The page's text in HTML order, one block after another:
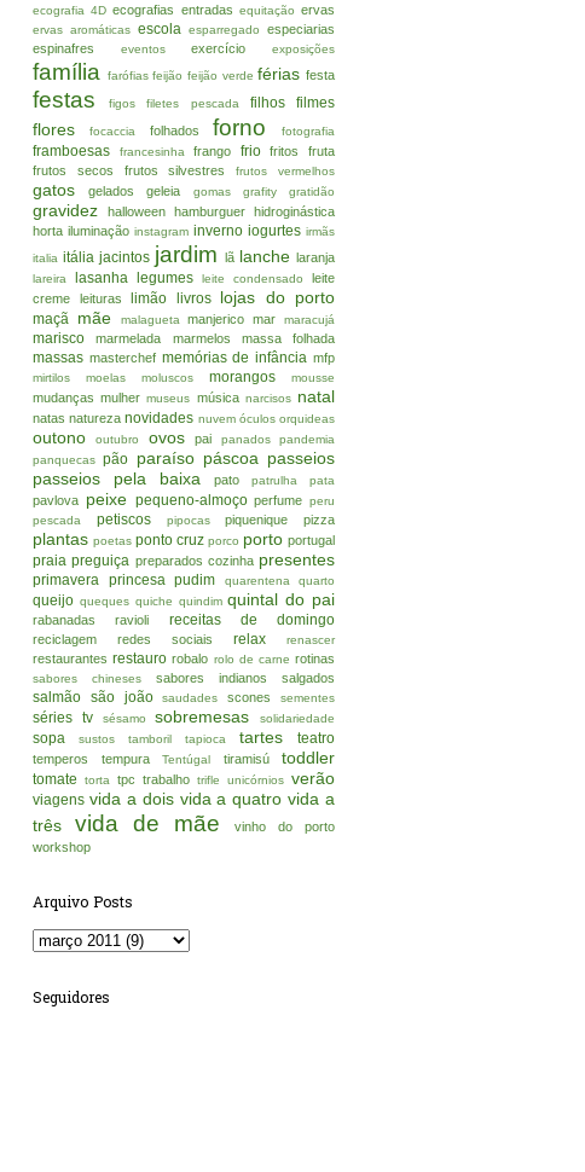
ecografia 4D ecografias entradas equitação ervas
ervas aromáticas escola esparregado
especiarias
espinafres
eventos exercício exposições
família farófias feijão feijão verde férias festa
festas figos filetes pescada filhos filmes
flores focaccia folhados forno fotografia
framboesas francesinha frango frio fritos
fruta
frutos secos
frutos silvestres frutos vermelhos
gatos gelados geleia gomas grafity gratidão
gravidez halloween hamburguer hidroginástica
horta iluminação instagram inverno iogurtes irmãs
italia itália jacintos jardim lã lanche laranja
lareira lasanha legumes leite condensado
leite
creme
leituras limão livros lojas do porto
maçã mãe malagueta manjerico mar maracujá
marisco marmelada marmelos massa folhada
massas masterchef memórias de infância mfp
mirtilos moelas moluscos morangos mousse
mudanças mulher museus música narcisos natal
natas natureza novidades nuvem óculos orquideas
outono outubro ovos pai panados
pandemia
panquecas pão paraíso páscoa passeios
passeios pela baixa
pato patrulha pata
pavlova peixe pequeno-almoço perfume peru
pescada
petiscos pipocas piquenique pizza
plantas poetas ponto cruz porco porto portugal
praia preguiça preparados cozinha presentes
primavera princesa pudim quarentena quarto
queijo queques quiche quindim quintal do pai
rabanadas ravioli receitas de domingo
reciclagem redes sociais relax renascer
restaurantes restauro robalo rolo de carne rotinas
sabores chineses sabores indianos salgados
salmão são joão saudades scones sementes
séries tv sésamo sobremesas solidariedade
sopa sustos tamboril tapioca tartes teatro
temperos tempura Tentúgal tiramisú toddler
tomate torta tpc trabalho trifle unicórnios verão
viagens vida a dois vida a quatro vida a
três
vida de mãe
vinho do porto
workshop
Arquivo Posts
Seguidores